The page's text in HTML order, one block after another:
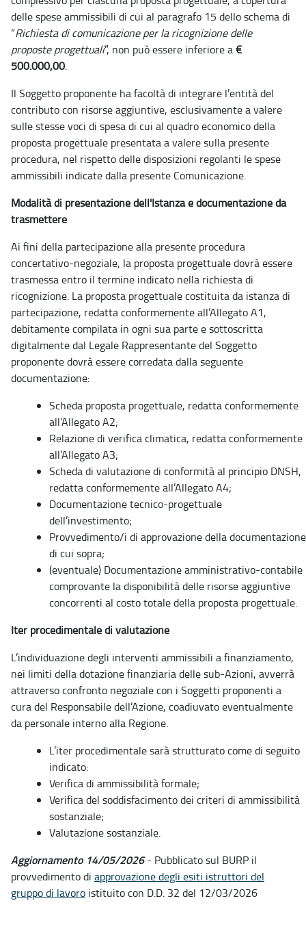
delle spese ammissibili di cui al paragrafo 15 dello schema di
“Richiesta di comunicazione per la ricognizione delle
proposte progettuali”, non può essere inferiore a€
500.000,00.
Il Soggetto proponente ha facoltà di integrare l’entità del
contributo con risorse aggiuntive, esclusivamente a valere
sulle stesse voci di spesa di cui al quadro economico della
proposta progettuale presentata a valere sulla presente
procedura, nel rispetto delle disposizioni regolanti le spese
ammissibili indicate dalla presente Comunicazione.
Modalità di presentazione dell'Istanza e documentazione da
trasmettere
Ai fini della partecipazione alla presente procedura
concertativo-negoziale, la proposta progettuale dovrà essere
trasmessa entro il termine indicato nella richiesta di
ricognizione. La proposta progettuale costituita da istanza di
partecipazione, redatta conformemente all’Allegato A1,
debitamente compilata in ogni sua parte e sottoscritta
digitalmente dal Legale Rappresentante del Soggetto
proponente dovrà essere corredata dalla seguente
documentazione:
Scheda proposta progettuale, redatta conformemente
all’Allegato A2;
Relazione di verifica climatica, redatta conformemente
all’Allegato A3;
Scheda di valutazione di conformità al principio DNSH,
redatta conformemente all’Allegato A4;
Documentazione tecnico-progettuale
dell’investimento;
Provvedimento/i di approvazione della documentazione
di cui sopra;
(eventuale) Documentazione amministrativo-contabile
comprovante la disponibilità delle risorse aggiuntive
concorrenti al costo totale della proposta progettuale.
Iter procedimentale di valutazione
L’individuazione degli interventi ammissibili a finanziamento,
nei limiti della dotazione finanziaria delle sub-Azioni, avverrà
attraverso confronto negoziale con i Soggetti proponenti a
cura del Responsabile dell’Azione, coadiuvato eventualmente
da personale interno alla Regione.
L’iter procedimentale sarà strutturato come di seguito
indicato:
Verifica di ammissibilità formale;
Verifica del soddisfacimento dei criteri di ammissibilità
sostanziale;
Valutazione sostanziale.
Aggiornamento 14/05/2026- Pubblicato sul BURP il
provvedimento di approvazione degli esiti istruttori del
gruppo di lavoro istituito con D.D. 32 del 12/03/2026